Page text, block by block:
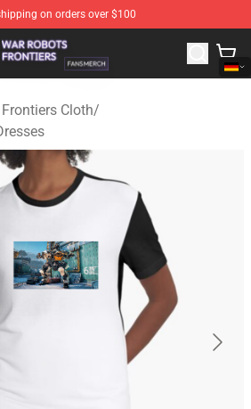
on orders over $100
Shop - Official War Robots
Cloth/